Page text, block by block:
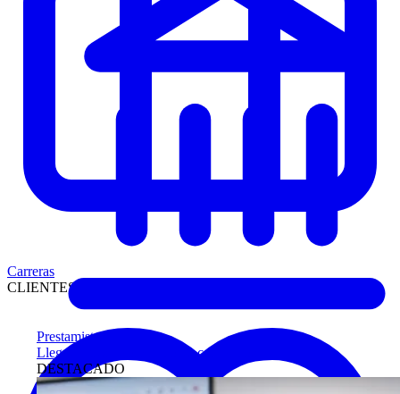
Prestamistas
Llegue antes a compradores calificados
DESTACADO
Carreras
CLIENTES